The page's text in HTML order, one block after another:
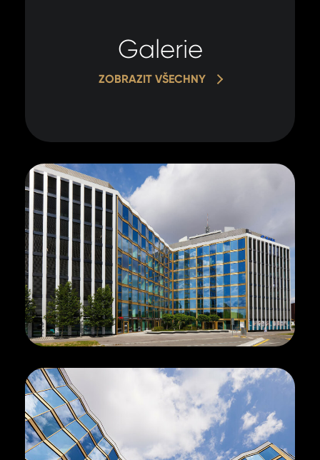
Galerie
ZOBRAZIT VŠECHNY